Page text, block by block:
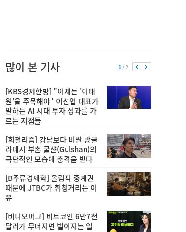
많이 본 기사 1/ 2
[KBS경제한방] "이제는 '이태
원'을 주목해야" 이선엽 대표가
말하는 AI 시대 투자 성과를 가
르는 지점들
[희철리즘] 강남보다 비싼 방글
라데시 부촌 굴샨(Gulshan)의
극단적인 모습에 충격을 받다
[B주류경제학] 올림픽 중계권
때문에 JTBC가 휘청거리는 이
유
[비디오머그] 비트코인 6만7천
달러가 무너지면 벌어지는 일